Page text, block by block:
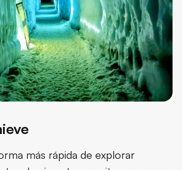
más rápida de explorar